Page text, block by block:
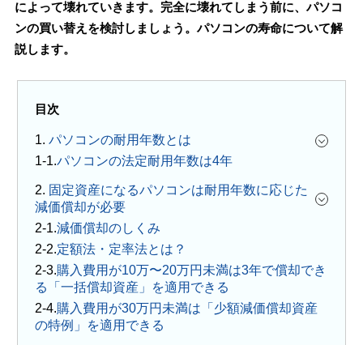
によって壊れていきます。完全に壊れてしまう前に、パソコ
ンの買い替えを検討しましょう。パソコンの寿命について解
説します。
目次
1. パソコンの耐用年数とは
パソコンの法定耐用年数は4年
2. 固定資産になるパソコンは耐用年数に応じた
減価償却が必要
減価償却のしくみ
定額法・定率法とは？
購入費用が10万〜20万円未満は3年で償却でき
る「一括償却資産」を適用できる
購入費用が30万円未満は「少額減価償却資産
の特例」を適用できる